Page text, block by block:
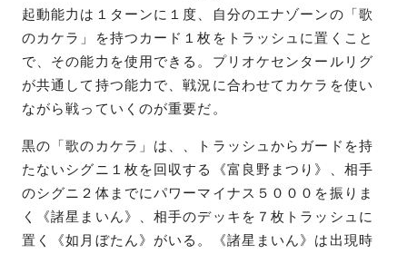
起動能力は１ターンに１度、自分のエナゾーンの「歌
のカケラ」を持つカード１枚をトラッシュに置くこと
で、その能力を使用できる。プリオケセンタールリグ
が共通して持つ能力で、戦況に合わせてカケラを使い
ながら戦っていくのが重要だ。
黒の「歌のカケラ」は、、トラッシュからガードを持
たないシグニ１枚を回収する《富良野まつり》、相手
のシグニ２体までにパワーマイナス５０００を振りま
く《諸星まいん》、相手のデッキを７枚トラッシュに
置く《如月ぼたん》がいる。《諸星まいん》は出現時